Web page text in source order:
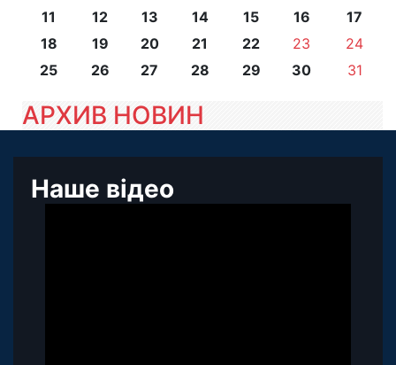
11
12 13 14 15 16
17
18
19 20 21 22 23
24
25
26 27 28 29 30 31
АРХИВ НОВИН
Наше відео